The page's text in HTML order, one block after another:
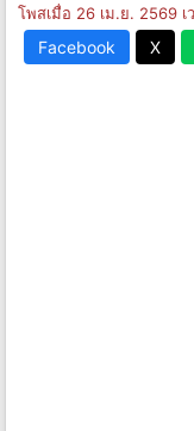
โพสเมื่อ 26 เม.ย. 2569 เ
Facebook X